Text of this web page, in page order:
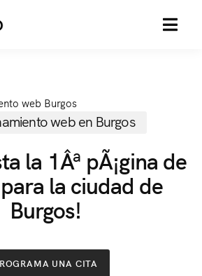
MENU
web Burgos
web en Burgos
la 1Âª pÃ¡gina de
la ciudad de
Burgos!
UNA CITA